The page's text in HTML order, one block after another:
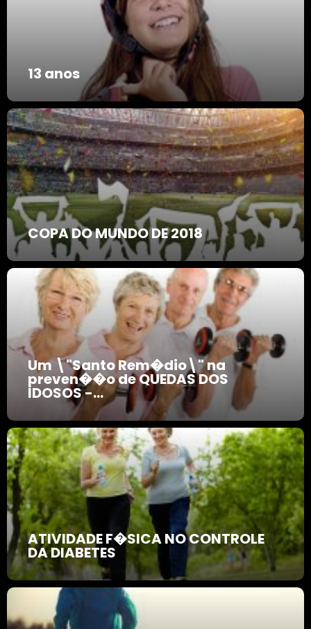
13 anos
COPA DO MUNDO DE 2018
Um \"Santo Rem�dio\" na
preven��o de QUEDAS DOS
IDOSOS -...
ATIVIDADE F�SICA NO CONTROLE
DA DIABETES